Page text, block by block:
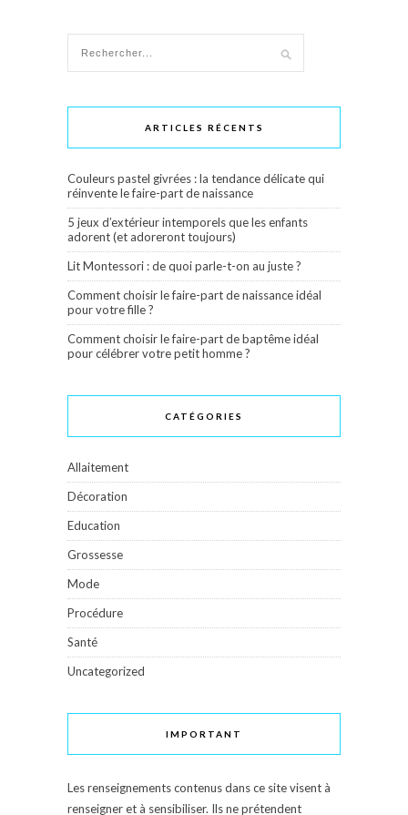
ARTICLES RÉCENTS
Couleurs pastel givrées : la tendance délicate qui
réinvente le faire-part de naissance
5 jeux d’extérieur intemporels que les enfants
adorent (et adoreront toujours)
Lit Montessori : de quoi parle-t-on au juste ?
Comment choisir le faire-part de naissance idéal
pour votre fille ?
Comment choisir le faire-part de baptême idéal
pour célébrer votre petit homme ?
CATÉGORIES
Allaitement
Décoration
Education
Grossesse
Mode
Procédure
Santé
Uncategorized
IMPORTANT
Les renseignements contenus dans ce site visent à
renseigner et à sensibiliser. Ils ne prétendent